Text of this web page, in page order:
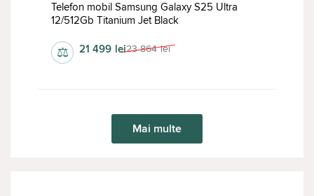
Telefon mobil Samsung Galaxy S25 Ultra
12/512Gb Titanium Jet Black
23 864 lei
21 499 lei
⚖
Mai multe